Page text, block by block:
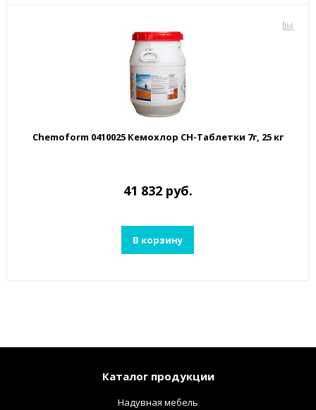
Chemoform 0410025 Кемохлор СН-Таблетки 7г, 25 кг
41 832 руб.
В корзину
Каталог продукции
Надувная мебель